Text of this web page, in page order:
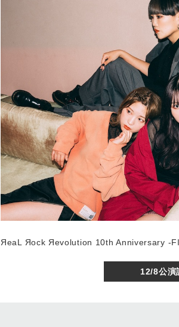
ЯeaL Яock Яevolution 10th Anniversary -
12/8公演